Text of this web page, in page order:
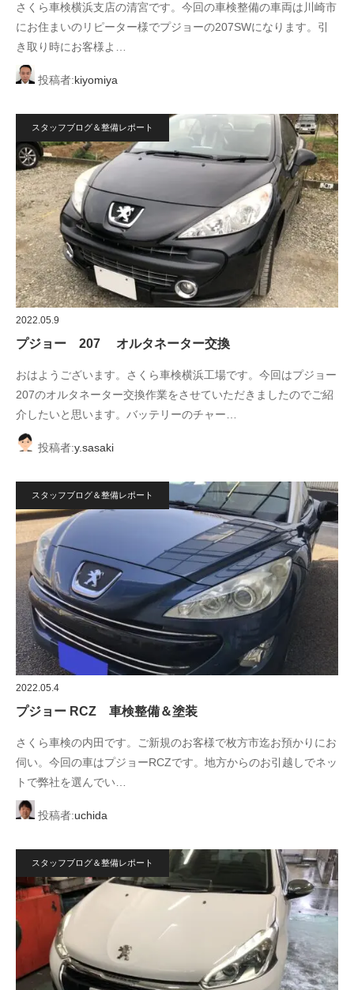
さくら車検横浜支店の清宮です。今回の車検整備の車両は川崎市
にお住まいのリピーター様でプジョーの207SWになります。引
き取り時にお客様よ…
投稿者:kiyomiya
スタッフブログ＆整備レポート
2022.05.9
プジョー 207 オルタネーター交換
おはようございます。さくら車検横浜工場です。今回はプジョー
207のオルタネーター交換作業をさせていただきましたのでご紹
介したいと思います。バッテリーのチャー…
投稿者:y.sasaki
スタッフブログ＆整備レポート
2022.05.4
プジョー RCZ 車検整備＆塗装
さくら車検の内田です。ご新規のお客様で枚方市迄お預かりにお
伺い。今回の車はプジョーRCZです。地方からのお引越しでネッ
トで弊社を選んでい…
投稿者:uchida
スタッフブログ＆整備レポート